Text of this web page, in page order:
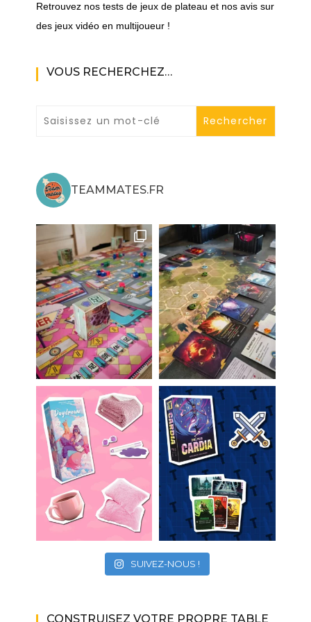
Retrouvez nos tests de jeux de plateau et nos avis sur
des jeux vidéo en multijoueur !
VOUS RECHERCHEZ…
TEAMMATES.FR
SUIVEZ-NOUS !
CONSTRUISEZ VOTRE PROPRE TABLE